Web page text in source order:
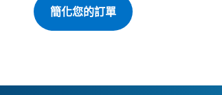
簡化您的訂單